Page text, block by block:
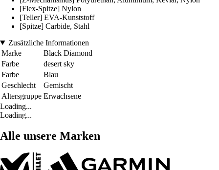
[Flex-Spitze] Nylon
[Teller] EVA-Kunststoff
[Spitze] Carbide, Stahl
Zusätzliche Informationen
Marke
Black Diamond
Farbe
desert sky
Farbe
Blau
Geschlecht
Gemischt
Altersgruppe Erwachsene
Loading...
Loading...
Alle unsere Marken